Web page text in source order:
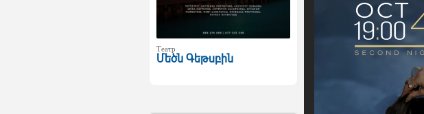
Театр
Մեծն Գեթսբին